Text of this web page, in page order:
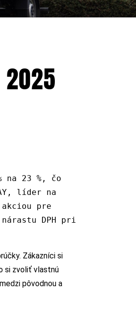
na 23 %, čo
líder na
pre
DPH pri
Zákazníci si
si zvoliť vlastnú
pôvodnou a